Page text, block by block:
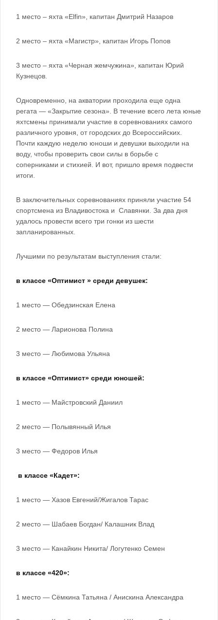
1 место – яхта «Elfin», капитан Дмитрий Назаров
2 место – яхта «Магистр», капитан Игорь Попов
3 место – яхта «Черная жемчужина», капитан Юрий
Кузнецов.
Одновременно, на акватории проходила еще одна
регата — «Закрытие сезона». В течение всего лета юные
яхтсмены принимали участие в соревнованиях самого
различного уровня, от городских до Всероссийских.
Почти каждую неделю юноши и девушки выходили на
воду, чтобы проверить свои силы в борьбе с
соперниками и стихией. И вот, пришло время подвести
итоги.
В заключительных соревнованиях приняли участие 54
спортсмена из Владивостока и Славянки. За два дня
удалось провести всего три гонки из шести
запланированных.
Лучшими по результатам выступления стали:
в классе «Оптимист » среди девушек:
1 место — Обедзинская Елена
2 место — Ларионова Полина
3 место — Любимова Ульяна
в классе «Оптимист» среди юношей:
1 место — Майстровский Даниил
2 место — Полывянный Илья
3 место — Федоров Илья
в классе «Кадет»:
1 место — Хазов Евгений/Жигалов Тарас
2 место — Шабаев Богдан/ Калашник Влад
3 место — Канайкин Никита/ Логутенко Семен
в классе «420»:
1 место — Сёмкина Татьяна / Анискина Александра